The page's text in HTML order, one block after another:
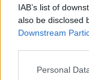
IAB’s list of
also be disclosed
Downstream
Personal
πρωτοπόροι
boogie
κορυφώνεται
σχήμα του